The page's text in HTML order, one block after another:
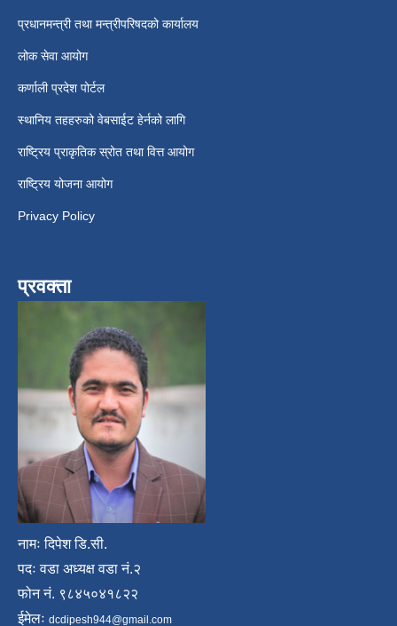
प्रधानमन्त्री तथा मन्त्रीपरिषदको कार्यालय
लोक सेवा आयोग
कर्णाली प्रदेश पोर्टल
स्थानिय तहहरुको वेबसाईट हेर्नको लागि
राष्ट्रिय प्राकृतिक स्रोत तथा वित्त आयोग
राष्ट्रिय योजना आयोग
Privacy Policy
प्रवक्ता
नामः दिपेश डि.सी.
पदः वडा अध्यक्ष वडा नं.२
फोन नं. ९८४५०४१८२२
ईमेलः dcdipesh944@gmail.com